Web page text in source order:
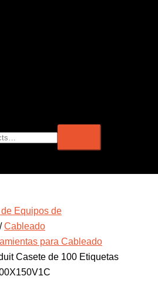
Equipos de
/Cableado
para Cableado
Casete de 100 Etiquetas